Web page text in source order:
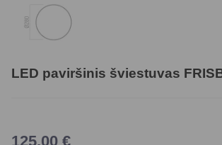
LED paviršinis šviestuvas
125,00 €